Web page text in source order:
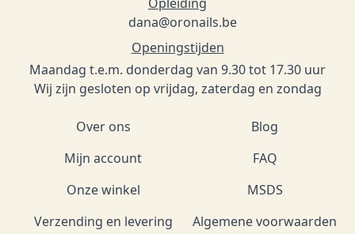
dana@oronails.be
Openingstijden
Maandag t.e.m. donderdag van 9.30 tot 17.30 uur
Wij zijn gesloten op vrijdag, zaterdag en zondag
Over ons
Mijn account
Onze winkel
Verzending en levering
Blog
FAQ
MSDS
Algemene voorwaarden